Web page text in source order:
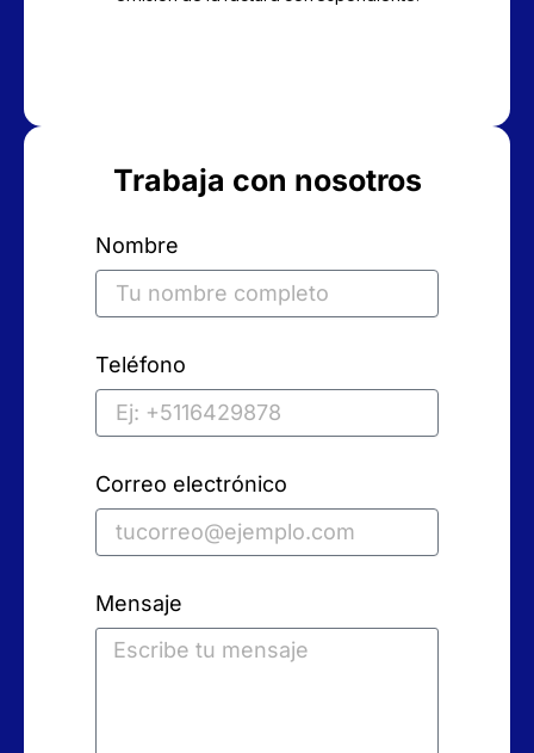
Trabaja con nosotros
Nombre
Teléfono
Correo electrónico
Mensaje